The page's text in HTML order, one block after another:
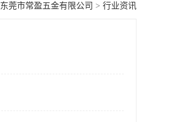
东莞市常盈五金有限公司 > 行业资讯